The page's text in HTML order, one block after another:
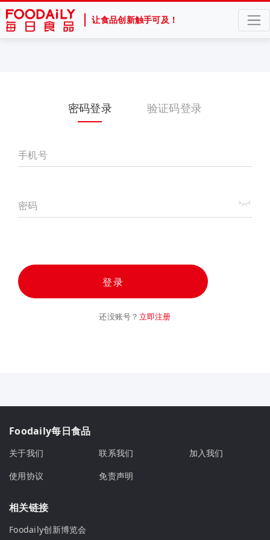
让食品创新触手可及！
密码登录 验证码登录
手机号
密码
登录
还没账号？ 立即注册
Foodaily每日食品
关于我们 联系我们
加入我们
使用协议
免责声明
相关链接
Foodaily创新博览会